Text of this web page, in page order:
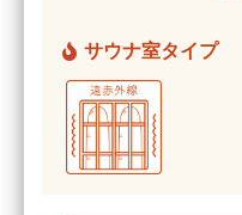
サウナ室タイプ